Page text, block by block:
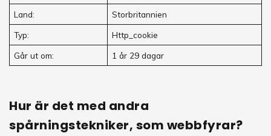
Land:
Storbritannien
Typ:
Http_cookie
Går ut om:
1 år 29 dagar
Hur är det med andra
spårningstekniker, som webbfyrar?